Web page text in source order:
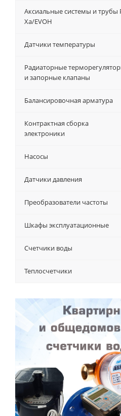
Аксиальные системы и трубы
Ха/EVOH
Датчики температуры
Радиаторные
и запорные клапаны
Балансировочная арматура
Контрактная сборка
электроники
Насосы
Датчики давления
Преобразователи частоты
Шкафы эксплуатационные
Счетчики воды
Теплосчетчики